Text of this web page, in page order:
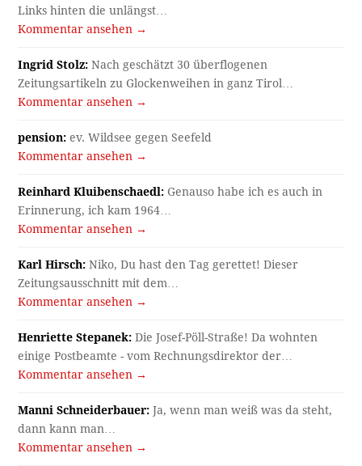
Links hinten die unlängst…
Kommentar ansehen →
Ingrid Stolz: Nach geschätzt 30 überflogenen
Zeitungsartikeln zu Glockenweihen in ganz Tirol…
Kommentar ansehen →
pension: ev. Wildsee gegen Seefeld
Kommentar ansehen →
Reinhard Kluibenschaedl: Genauso habe ich es auch in
Erinnerung, ich kam 1964…
Kommentar ansehen →
Karl Hirsch: Niko, Du hast den Tag gerettet! Dieser
Zeitungsausschnitt mit dem…
Kommentar ansehen →
Henriette Stepanek: Die Josef-Pöll-Straße! Da wohnten
einige Postbeamte - vom Rechnungsdirektor der…
Kommentar ansehen →
Manni Schneiderbauer: Ja, wenn man weiß was da steht,
dann kann man…
Kommentar ansehen →